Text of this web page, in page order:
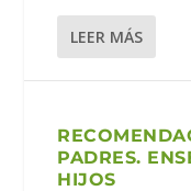
LEER MÁS
PADRES.
HIJOS